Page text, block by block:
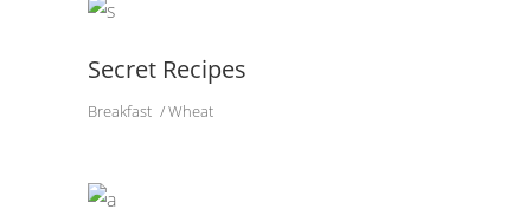
Secret Recipes
Breakfast Wheat